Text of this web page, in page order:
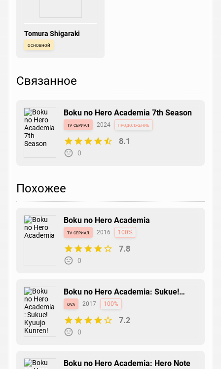
Tomura Shigaraki
основной
Связанное
Boku no Hero Academia 7th Season
tv сериал 2024 продолжение
8.1
0
Похожее
Boku no Hero Academia
tv сериал 2016 100%
7.8
0
Boku no Hero Academia: Sukue!
Kyuujo Kunren!
ova 2017 100%
7.2
0
Boku no Hero Academia: Hero Note